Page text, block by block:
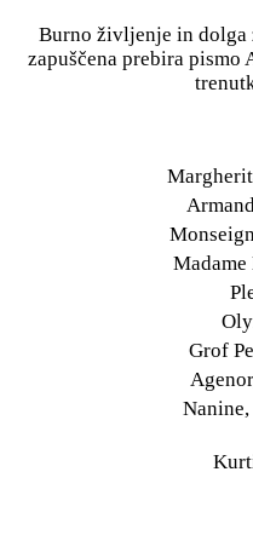
Burno življenje in dolga
zapuščena prebira
Grof